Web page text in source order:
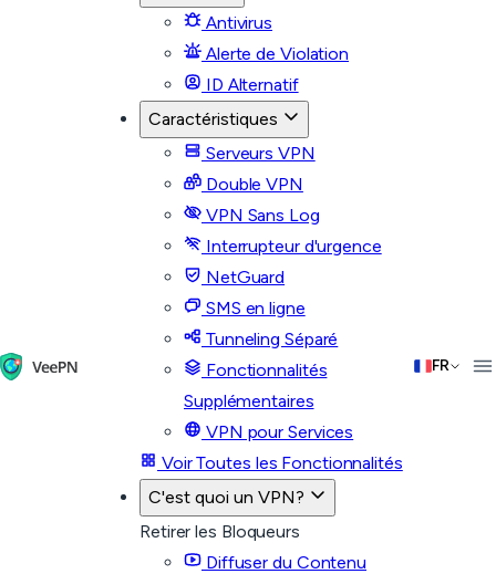
Antivirus
Alerte de Violation
ID Alternatif
Caractéristiques
Serveurs VPN
Double VPN
VPN Sans Log
Interrupteur d'urgence
NetGuard
SMS en ligne
Tunneling Séparé
Fonctionnalités
Supplémentaires
VPN pour Services
Voir Toutes les Fonctionnalités
C'est quoi un VPN?
Retirer les Bloqueurs
Diffuser du Contenu
FR